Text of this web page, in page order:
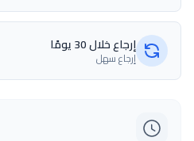
إرجاع خلال 30 يومًا
إرجاع سهل